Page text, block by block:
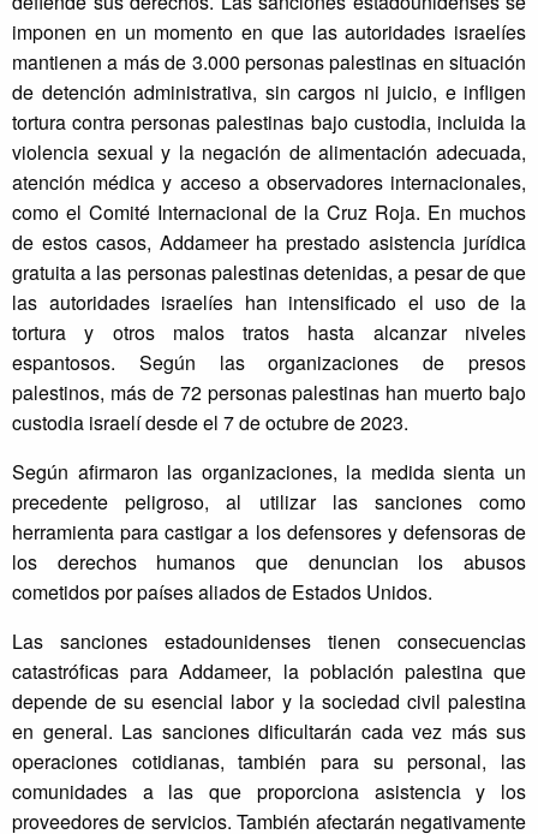
imponen en un momento en que las autoridades israelíes
mantienen a más de 3.000 personas palestinas en situación
de detención administrativa, sin cargos ni juicio, e infligen
tortura contra personas palestinas bajo custodia, incluida la
violencia sexual y la negación de alimentación adecuada,
atención médica y acceso a observadores internacionales,
como el Comité Internacional de la Cruz Roja. En muchos
de estos casos, Addameer ha prestado asistencia jurídica
gratuita a las personas palestinas detenidas, a pesar de que
las autoridades israelíes han intensificado el uso de la
tortura y otros malos tratos hasta alcanzar niveles
espantosos. Según las organizaciones de presos
palestinos, más de 72 personas palestinas han muerto bajo
custodia israelí desde el 7 de octubre de 2023.
Según afirmaron las organizaciones, la medida sienta un
precedente peligroso, al utilizar las sanciones como
herramienta para castigar a los defensores y defensoras de
los derechos humanos que denuncian los abusos
cometidos por países aliados de Estados Unidos.
Las sanciones estadounidenses tienen consecuencias
catastróficas para Addameer, la población palestina que
depende de su esencial labor y la sociedad civil palestina
en general. Las sanciones dificultarán cada vez más sus
operaciones cotidianas, también para su personal, las
comunidades a las que proporciona asistencia y los
proveedores de servicios. También afectarán negativamente